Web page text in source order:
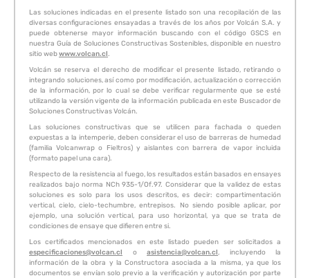
Las soluciones indicadas en el presente listado son una recopilación de las
diversas configuraciones ensayadas a través de los años por Volcán S.A. y
puede obtenerse mayor información buscando con el código GSCS en
nuestra Guía de Soluciones Constructivas Sostenibles, disponible en nuestro
sitio webwww.volcan.cl.
Volcán se reserva el derecho de modificar el presente listado, retirando o
integrando soluciones, así como por modificación, actualización o corrección
de la información, por lo cual se debe verificar regularmente que se esté
utilizando la versión vigente de la información publicada en este Buscador de
Soluciones Constructivas Volcán.
Las soluciones constructivas que se utilicen para fachada o queden
expuestas a la intemperie, deben considerar el uso de barreras de humedad
(familia Volcanwrap o Fieltros) y aislantes con barrera de vapor incluida
(formato papel una cara).
Respecto de la resistencia al fuego, los resultados están basados en ensayes
realizados bajo norma NCh 935-1/Of.97. Considerar que la validez de estas
soluciones es solo para los usos descritos, es decir: compartimentación
vertical, cielo, cielo-techumbre, entrepisos. No siendo posible aplicar, por
ejemplo, una solución vertical, para uso horizontal, ya que se trata de
condiciones de ensaye que difieren entre si.
Los certificados mencionados en este listado pueden ser solicitados a
especificaciones@volcan.cl o asistencia@volcan.cl, incluyendo la
información de la obra y la Constructora asociada a la misma, ya que los
documentos se envían solo previo a la verificación y autorización por parte